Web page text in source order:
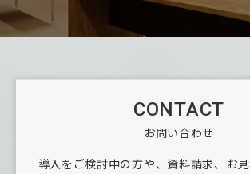
CONTACT
お問い合わせ
導入をご検討中の方や、資料請求、お